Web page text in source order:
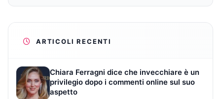
ARTICOLI RECENTI
Chiara Ferragni dice che invecchiare è un
privilegio dopo i commenti online sul suo
aspetto